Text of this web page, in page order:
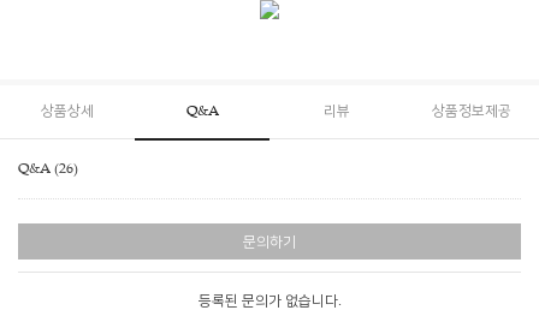
상품상세 Q&A 리뷰 상품정보제공
Q&A (26)
문의하기
등록된 문의가 없습니다.